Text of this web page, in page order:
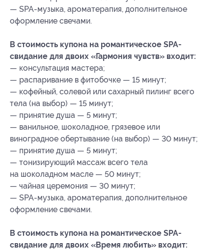
— SPA-музыка, ароматерапия, дополнительное
оформление свечами.
В стоимость купона на романтическое SPA-
свидание для двоих «Гармония чувств» входит:
— консультация мастера;
— распаривание в фитобочке — 15 минут;
— кофейный, солевой или сахарный пилинг всего
тела (на выбор) — 15 минут;
— принятие душа — 5 минут;
— ванильное, шоколадное, грязевое или
виноградное обертывание (на выбор) — 30 минут;
— принятие душа — 5 минут;
— тонизирующий массаж всего тела
на шоколадном масле — 50 минут;
— чайная церемония — 30 минут;
— SPA-музыка, ароматерапия, дополнительное
оформление свечами.
В стоимость купона на романтическое SPA-
свидание для двоих «Время любить» входит: